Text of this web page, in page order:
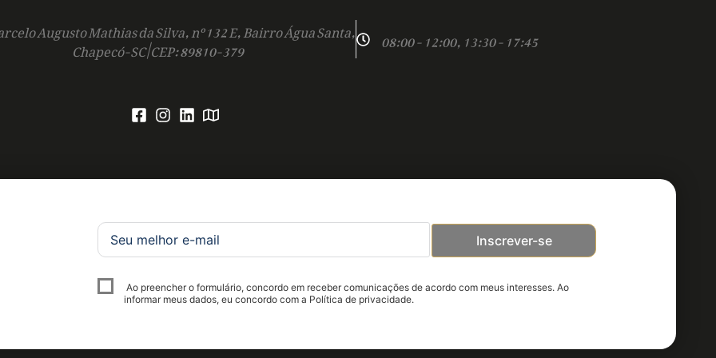
Augusto Mathias da Silva, nº 132 E, Bairro Água Santa,
Chapecó-SC | CEP: 89810-379 08:00 - 12:00, 13:30 - 17:45
Inscrever-se
Ao preencher o formulário, concordo em receber comunicações de acordo com meus interesses. Ao
informar meus dados, eu concordo com a Política de privacidade.